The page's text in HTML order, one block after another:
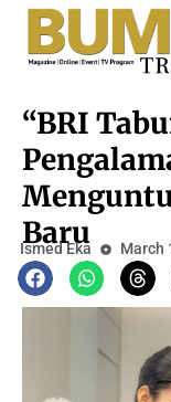
“BRI
Baru
Ismed Eka March